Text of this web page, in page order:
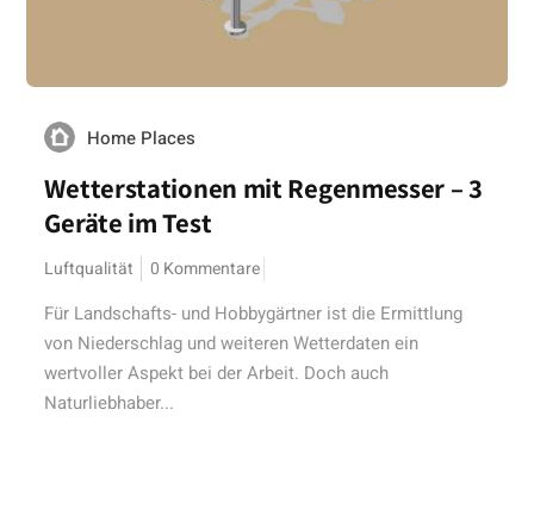
Home Places
Wetterstationen mit Regenmesser – 3
Geräte im Test
Luftqualität 0 Kommentare
Für Landschafts- und Hobbygärtner ist die Ermittlung
von Niederschlag und weiteren Wetterdaten ein
wertvoller Aspekt bei der Arbeit. Doch auch
Naturliebhaber...